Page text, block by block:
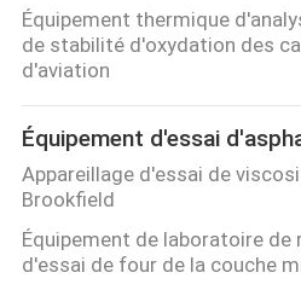
Équipement thermique
de stabilité d'oxydation des
d'aviation
Équipement d'essai
Appareillage d'essai de
Brookfield
Équipement de laboratoire
d'essai de four de la couche